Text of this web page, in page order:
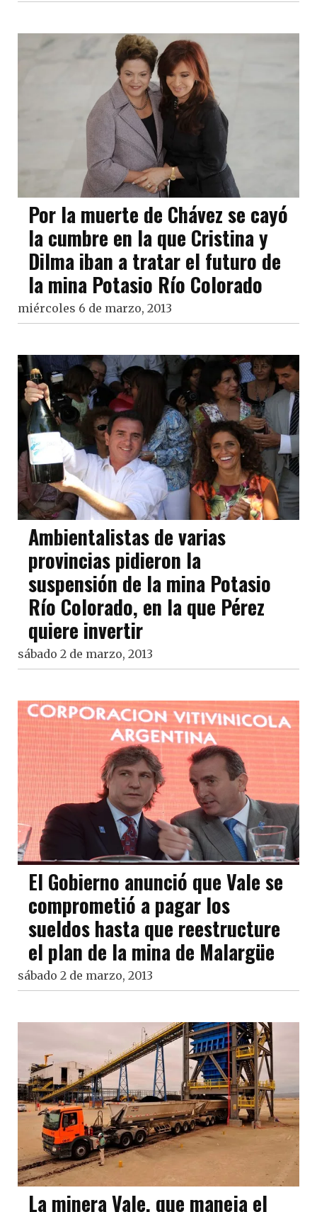
Por la muerte de Chávez se cayó
la cumbre en la que Cristina y
Dilma iban a tratar el futuro de
la mina Potasio Río Colorado
miércoles 6 de marzo, 2013
Ambientalistas de varias
provincias pidieron la
suspensión de la mina Potasio
Río Colorado, en la que Pérez
quiere invertir
sábado 2 de marzo, 2013
El Gobierno anunció que Vale se
comprometió a pagar los
sueldos hasta que reestructure
el plan de la mina de Malargüe
sábado 2 de marzo, 2013
La minera Vale, que maneja el